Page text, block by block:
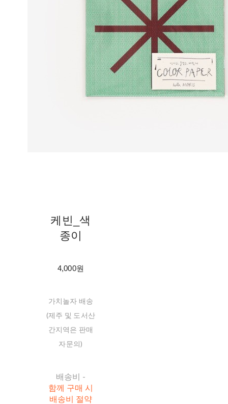
케빈_색
종이
4,000원
가치놀자 배송
(제주 및 도서산
간지역은 판매
자문의)
배송비 -
함께 구매 시
배송비 절약